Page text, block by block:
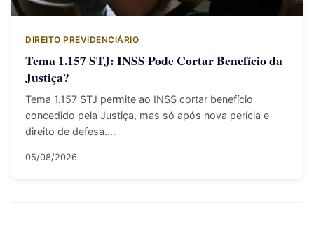
DIREITO PREVIDENCIÁRIO
Tema 1.157 STJ: INSS Pode Cortar Benefício da
Justiça?
Tema 1.157 STJ permite ao INSS cortar benefício
concedido pela Justiça, mas só após nova perícia e
direito de defesa.…
05/08/2026